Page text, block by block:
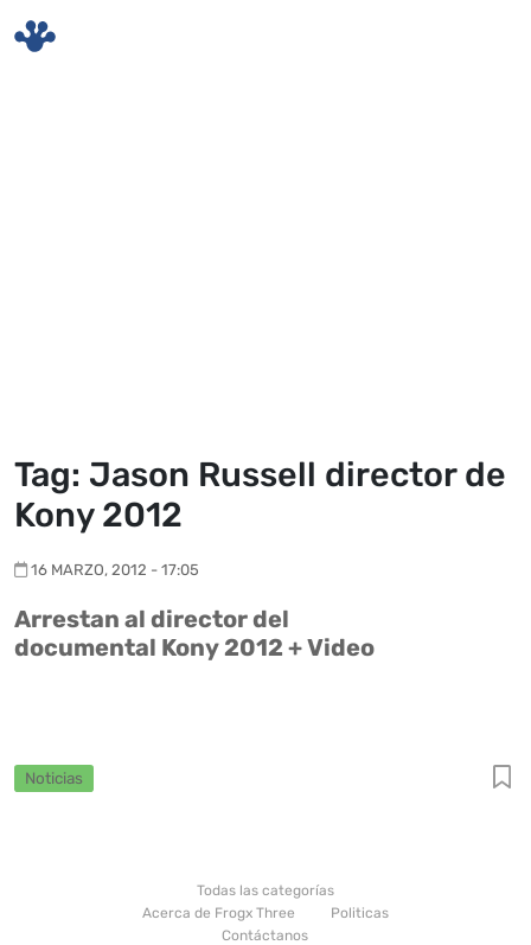
Tag: Jason Russell director de
Kony 2012
16 MARZO, 2012 - 17:05
Arrestan al director del
documental Kony 2012 + Video
Noticias
Todas las categorías
Acerca de Frogx Three
Politicas
Contáctanos